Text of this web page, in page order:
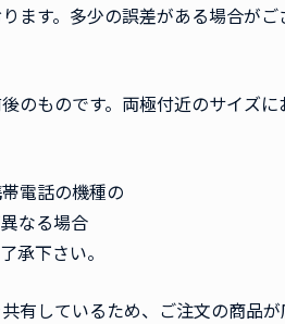
ます。多少の誤差がある場合がご
のものです。両極付近のサイズに
電話の機種の
なる場合
承下さい。
有しているため、ご注文の商品